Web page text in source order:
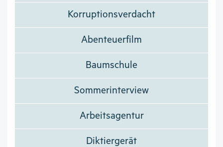
Korruptionsverdacht
Abenteuerfilm
Baumschule
Sommerinterview
Arbeitsagentur
Diktiergerät